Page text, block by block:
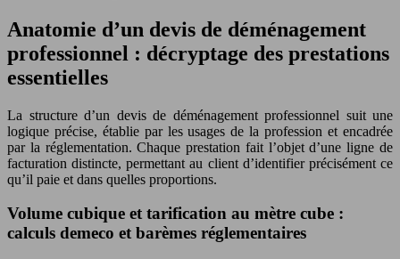
Anatomie d’un devis de déménagement
professionnel : décryptage des prestations
essentielles
La structure d’un devis de déménagement professionnel suit une
logique précise, établie par les usages de la profession et encadrée
par la réglementation. Chaque prestation fait l’objet d’une ligne de
facturation distincte, permettant au client d’identifier précisément ce
qu’il paie et dans quelles proportions.
Volume cubique et tarification au mètre cube :
calculs demeco et barèmes réglementaires